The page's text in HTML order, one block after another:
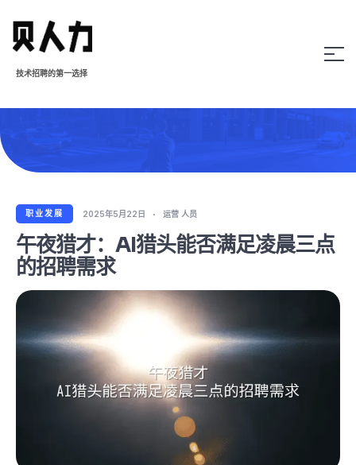
技术招聘的第一选择
职业发展 2025年5月22日 运营 人员
午夜猎才：AI猎头能否满足凌晨三点
的招聘需求